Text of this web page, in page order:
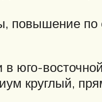
повышение по
юго-
круглый,